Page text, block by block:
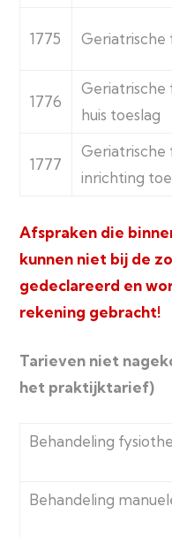
1775 Geriatrische
1776
Geriatrische
huis toeslag
1777
Geriatrische
inrichting
Afspraken die
kunnen niet bij de
gedeclareerd en
rekening gebracht!
Tarieven niet
het praktijktarief)
Behandeling
Behandeling